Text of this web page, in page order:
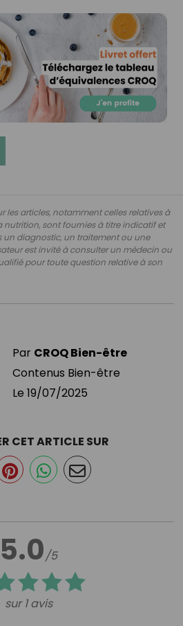
les articles, notamment celles relatives à
nutrition, sont fournies à titre indicatif et
diagnostic, un traitement ou une
est invité à consulter un médecin ou
pour toute question relative à son
Par CROQ Bien-être
Contenus Bien-être
Le 19/07/2025
5.0/5
sur 1 avis
CET ARTICLE SUR